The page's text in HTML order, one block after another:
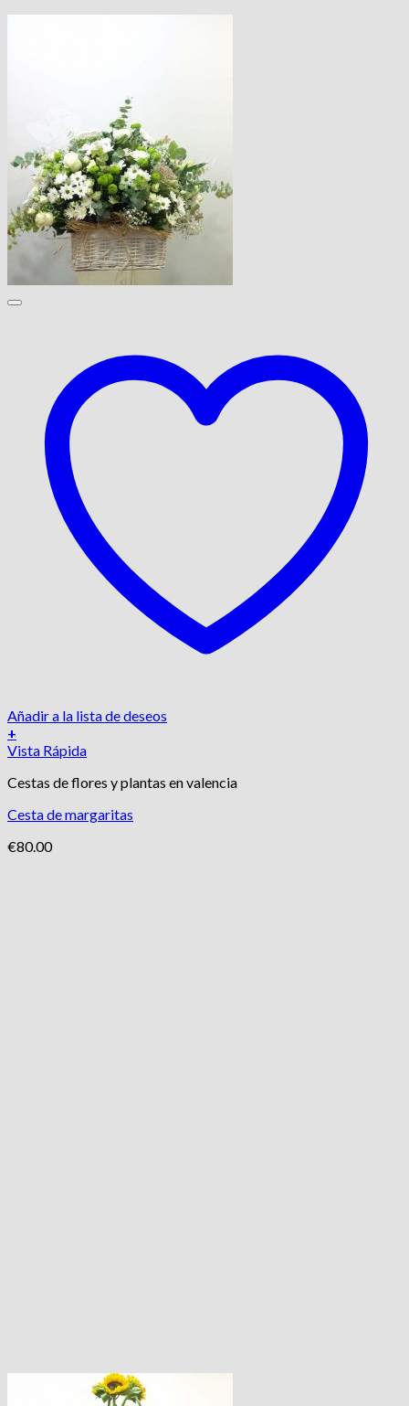
Añadir a la lista de deseos
+
Vista Rápida
Cestas de flores y plantas en valencia
Cesta de margaritas
€80.00